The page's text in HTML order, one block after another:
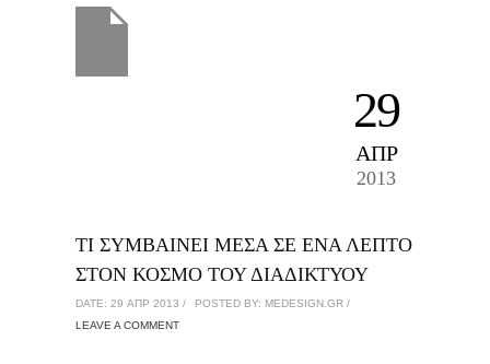
29
ΑΠΡ
2013
ΤΙ ΣΥΜΒΑΙΝΕΙ ΜΕΣΑ ΣΕ ΕΝΑ ΛΕΠΤΟ
ΣΤΟΝ ΚΟΣΜΟ ΤΟΥ ΔΙΑΔΙΚΤΥΟΥ
DATE: 29 ΑΠΡ 2013 /
POSTED BY: MEDESIGN.GR /
LEAVE A COMMENT